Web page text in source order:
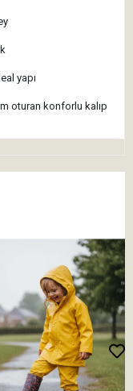
yapı
oturan konforlu kalıp